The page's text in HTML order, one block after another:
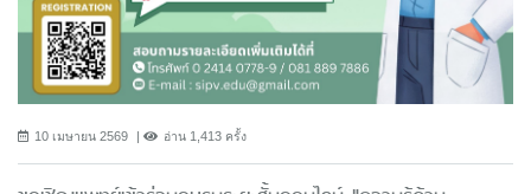
10 เมษายน 2569 อ่าน 1,413 ครั้ง